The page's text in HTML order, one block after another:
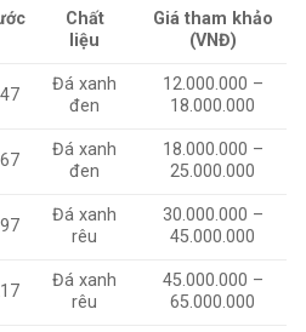
Chất
liệu
Giá tham khảo
(VNĐ)
Đá xanh
đen
12.000.000 –
18.000.000
Đá xanh
đen
18.000.000 –
25.000.000
Đá xanh
rêu
30.000.000 –
45.000.000
Đá xanh
rêu
45.000.000 –
65.000.000